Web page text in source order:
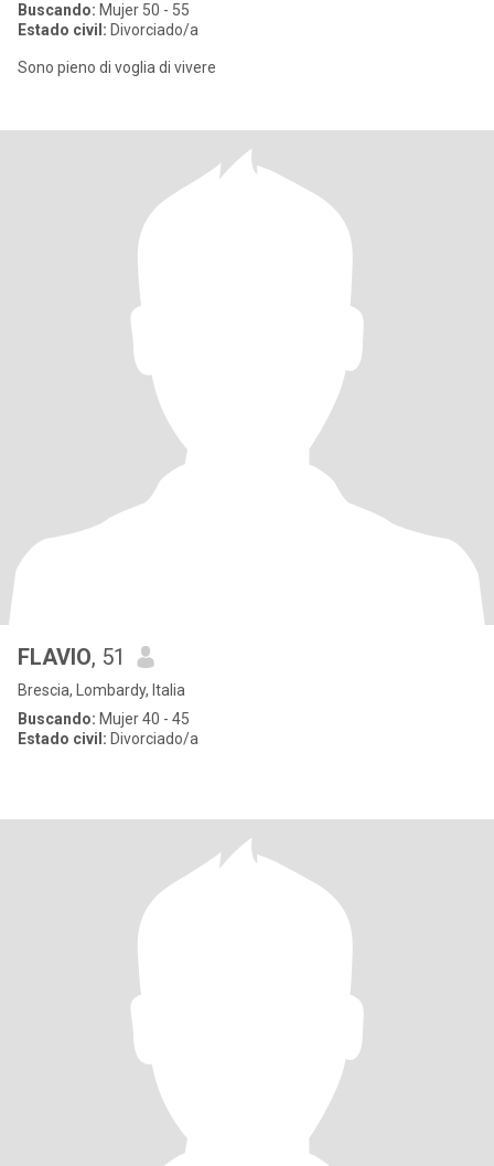
Buscando: Mujer 50 - 55
Estado civil: Divorciado/a
Sono pieno di voglia di vivere
FLAVIO, 51
Brescia, Lombardy, Italia
Buscando: Mujer 40 - 45
Estado civil: Divorciado/a